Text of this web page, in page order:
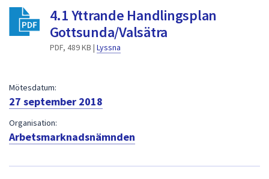
för
4.1 Yttrande Handlingsplan
Gottsunda/Valsätra
PDF, 489 KB | Lyssna
Mötesdatum:
27 september 2018
Organisation:
Arbetsmarknadsnämnden